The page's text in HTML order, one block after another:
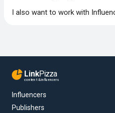
I also want to work with
LinkPizza
content & influencers
Influencers
Publishers